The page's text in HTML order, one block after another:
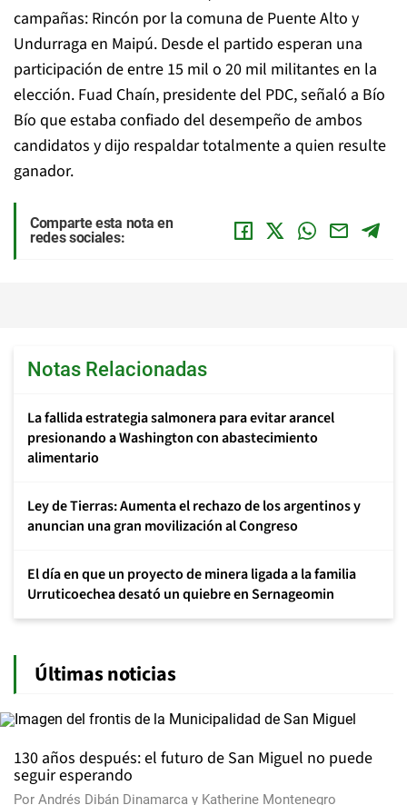
campañas: Rincón por la comuna de Puente Alto y
Undurraga en Maipú. Desde el partido esperan una
participación de entre 15 mil o 20 mil militantes en la
elección. Fuad Chaín, presidente del PDC, señaló a Bío
Bío que estaba confiado del desempeño de ambos
candidatos y dijo respaldar totalmente a quien resulte
ganador.
Comparte esta nota en
redes sociales:
Notas Relacionadas
La fallida estrategia salmonera para evitar arancel
presionando a Washington con abastecimiento
alimentario
Ley de Tierras: Aumenta el rechazo de los argentinos y
anuncian una gran movilización al Congreso
El día en que un proyecto de minera ligada a la familia
Urruticoechea desató un quiebre en Sernageomin
Últimas noticias
130 años después: el futuro de San Miguel no puede
seguir esperando
Por Andrés Dibán Dinamarca y Katherine Montenegro